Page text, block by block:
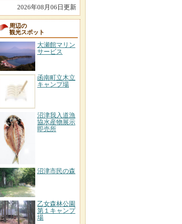
2026年08月06日更新
周辺の
観光スポット
大瀬館マリン
サービス
函南町立木立
キャンプ場
沼津我入道漁
協水産物展示
即売所
沼津市民の森
乙女森林公園
第１キャンプ
場